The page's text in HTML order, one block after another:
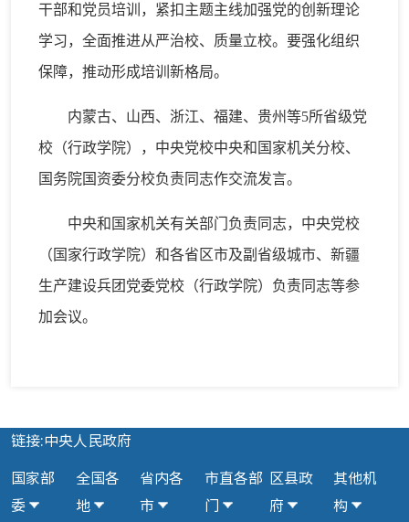
干部和党员培训，紧扣主题主线加强党的创新理论
学习，全面推进从严治校、质量立校。要强化组织
保障，推动形成培训新格局。
内蒙古、山西、浙江、福建、贵州等5所省级党
校（行政学院），中央党校中央和国家机关分校、
国务院国资委分校负责同志作交流发言。
中央和国家机关有关部门负责同志，中央党校
（国家行政学院）和各省区市及副省级城市、新疆
生产建设兵团党委党校（行政学院）负责同志等参
加会议。
链接:中央人民政府
国家部
委
全国各
地
省内各
市
市直各部
门
区县政
府
其他机
构